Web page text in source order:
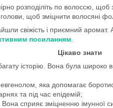
розподіліть по волоссю,
щоб зміцнити волосяні
свіжість і приємний
посиланням
Цікаво знати
історію. Вона була широко
евгенолом, яка допомагає
та під час епідемій;
Вона сприяє зміцненню